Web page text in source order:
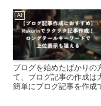
AI
ブログを始めたばかりの
て、ブログ記事の作成は
簡単にブログ記事を作成